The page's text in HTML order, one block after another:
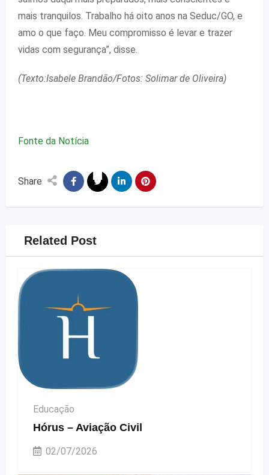
mais tranquilos. Trabalho há oito anos na Seduc/GO, e
amo o que faço. Meu compromisso é levar e trazer
vidas com segurança”, disse.
(Texto:Isabele Brandão/Fotos: Solimar de Oliveira)
Fonte da Notícia
Share
Related Post
Educação
Hórus – Aviação Civil
02/07/2026